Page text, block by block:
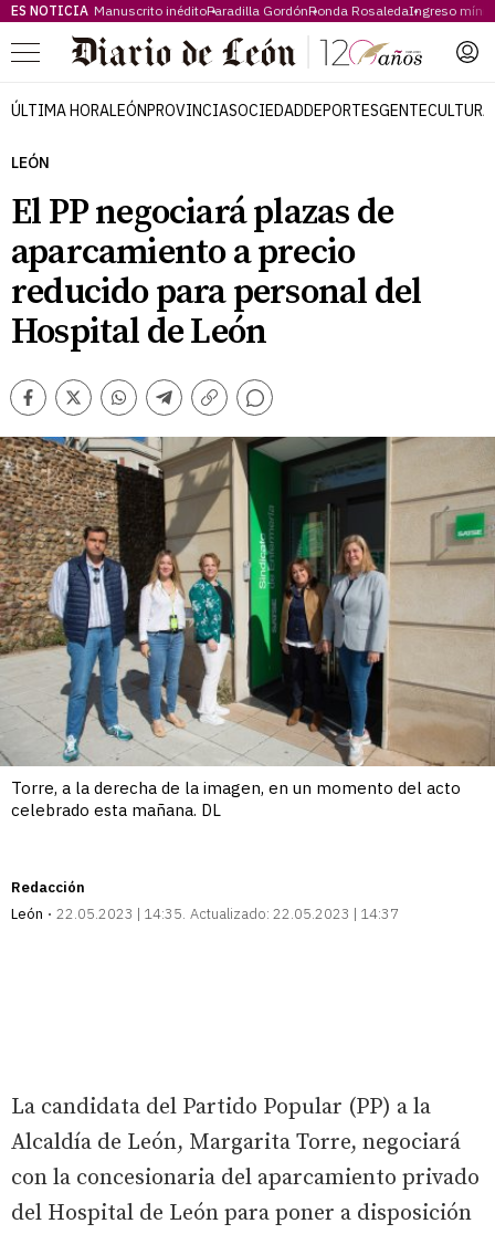
ES NOTICIA Manuscrito inéditoParadilla GordónRonda RosaledaIngreso
Menú
ÚLTIMA HORALEÓNPROVINCIASOCIEDADDEPORTESGENTECULTURA
LEÓN
El PP negociará plazas de
aparcamiento a precio
reducido para personal del
Hospital de León
Facebook
TwitterWhatsappTelegram
Copiar
Comentarios
Torre, a la derecha de la imagen, en un momento del acto
celebrado esta mañana. DL
Redacción
León
22.05.2023 | 14:35 Actualizado: 22.05.2023 | 14:37
La candidata del Partido Popular (PP) a la
Alcaldía de León, Margarita Torre, negociará
con la concesionaria del aparcamiento privado
del Hospital de León para poner a disposición